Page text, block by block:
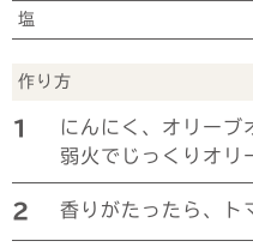
塩
作り方
1
にんにく、オリーブ
弱火でじっくりオリ
2 香りがたったら、ト